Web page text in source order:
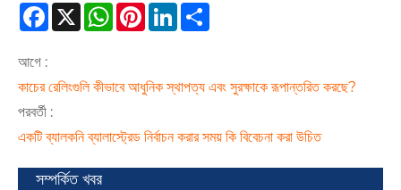
Facebook
X WhatsApp
Pinterest
LinkedIn
আগে :
কাচের রেলিংগুলি কীভাবে আধুনিক স্থাপত্য এবং সুরক্ষাকে রূপান্তরিত করছে?
পরবর্তী :
একটি ব্যালকনি ব্যালাস্ট্রেড নির্বাচন করার সময় কি বিবেচনা করা উচিত
সম্পর্কিত খবর